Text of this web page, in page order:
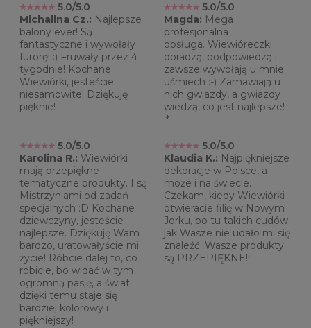
5.0/5.0
Michalina Cz.: Najlepsze
balony ever! Są
fantastyczne i wywołały
furorę! :) Fruwały przez 4
tygodnie! Kochane
Wiewiórki, jesteście
niesamowite! Dziękuję
pięknie!
5.0/5.0
Magda: Mega
profesjonalna
obsługa. Wiewióreczki
doradzą, podpowiedzą i
zawsze wywołają u mnie
uśmiech :-) Zamawiają u
nich gwiazdy, a gwiazdy
wiedzą, co jest najlepsze!
:*
5.0/5.0
Karolina R.: Wiewiórki
mają przepiękne
tematyczne produkty. I są
Mistrzyniami od zadań
specjalnych :D Kochane
dziewczyny, jesteście
najlepsze. Dziękuję Wam
bardzo, uratowałyście mi
życie! Róbcie dalej to, co
robicie, bo widać w tym
ogromną pasję, a świat
dzięki temu staje się
bardziej kolorowy i
piękniejszy!
5.0/5.0
Klaudia K.: Najpiękniejsze
dekoracje w Polsce, a
może i na świecie.
Czekam, kiedy Wiewiórki
otwieracie filię w Nowym
Jorku, bo tu takich cudów
jak Wasze nie udało mi się
znaleźć. Wasze produkty
są PRZEPIĘKNE!!!